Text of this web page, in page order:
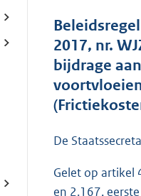
2017, nr.
bijdrage
De
Gelet op artikel
en 2.167,